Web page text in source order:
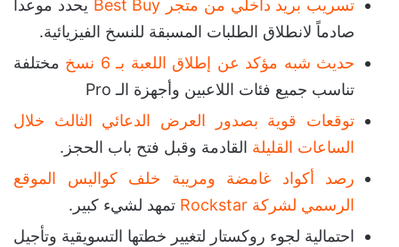
تسريب بريد داخلي من متجر Best Buy
يحدد موعداً
صادماً لانطلاق الطلبات المسبقة للنسخ الفيزيائية.
حديث شبه مؤكد عن إطلاق اللعبة بـ 6 نسخ
مختلفة
تناسب جميع فئات اللاعبين وأجهزة الـ Pro
توقعات قوية بصدور العرض الدعائي الثالث خلال
الساعات القليلة القادمة وقبل فتح باب الحجز.
رصد أكواد غامضة ومريبة خلف كواليس الموقع
الرسمي لشركة Rockstar
تمهد لشيء كبير.
احتمالية لجوء روكستار لتغيير خطتها التسويقية وتأجيل